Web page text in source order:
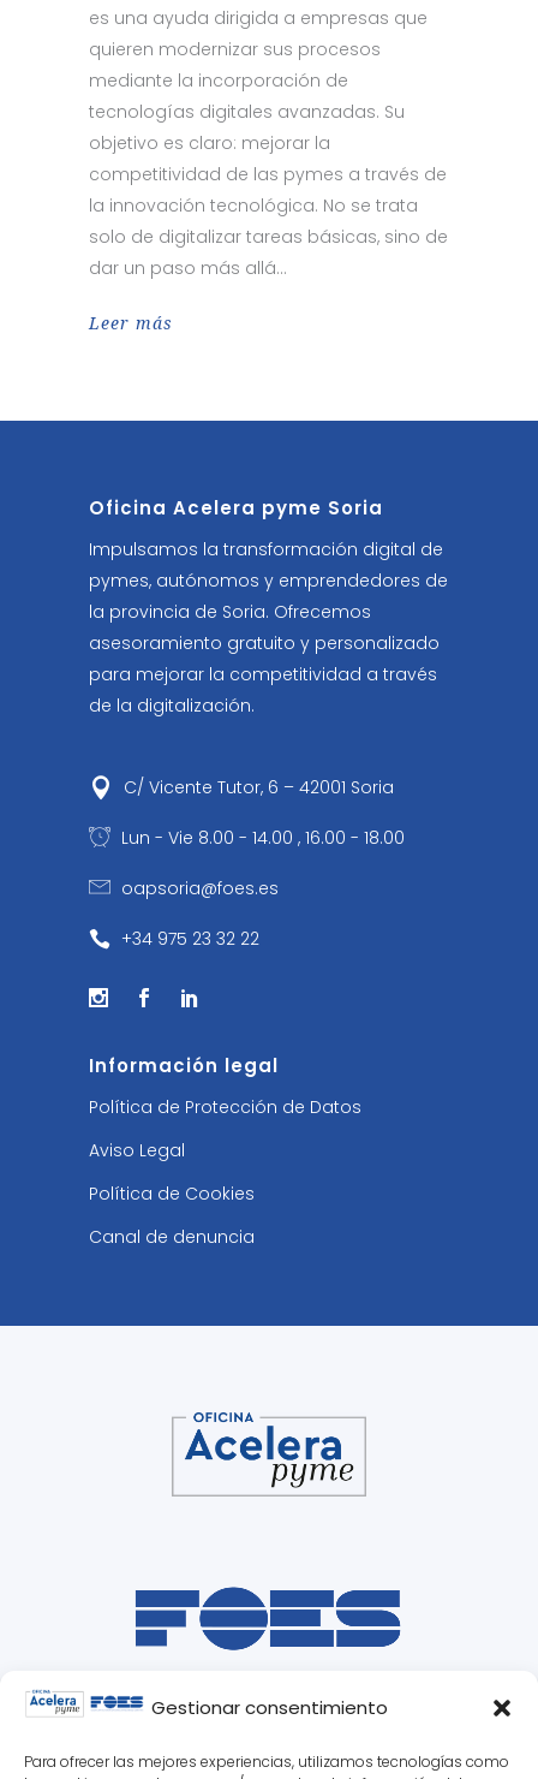
Gestionar consentimiento
Para ofrecer las mejores experiencias, utilizamos tecnologías como
es una ayuda dirigida a empresas que
quieren modernizar sus procesos
mediante la incorporación de
tecnologías digitales avanzadas. Su
objetivo es claro: mejorar la
competitividad de las pymes a través de
la innovación tecnológica. No se trata
solo de digitalizar tareas básicas, sino de
dar un paso más allá
Leer más
Oficina Acelera pyme Soria
Impulsamos la transformación digital de
pymes, autónomos y emprendedores de
la provincia de Soria. Ofrecemos
asesoramiento gratuito y personalizado
para mejorar la competitividad a través
de la digitalización.
C/ Vicente Tutor, 6 – 42001 Soria
Lun - Vie 8.00 - 14.00 , 16.00 - 18.00
oapsoria@foes.es
+34 975 23 32 22
Información legal
Política de Protección de Datos
Aviso Legal
Política de Cookies
Canal de denuncia